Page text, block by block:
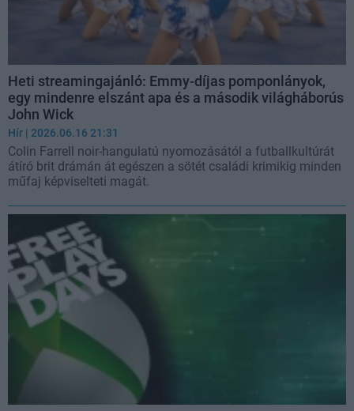
Heti streamingajánló: Emmy-díjas pomponlányok,
egy mindenre elszánt apa és a második világháborús
John Wick
Hír | 2026.06.16 21:31
Colin Farrell noir-hangulatú nyomozásától a futballkultúrát
átíró brit drámán át egészen a sötét családi krimikig minden
műfaj képviselteti magát.